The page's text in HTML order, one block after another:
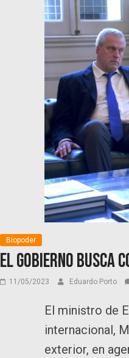
Biopoder
El Gobierno busca
11/05/2023 Eduardo Porto
El ministro de
internacional,
exterior, en